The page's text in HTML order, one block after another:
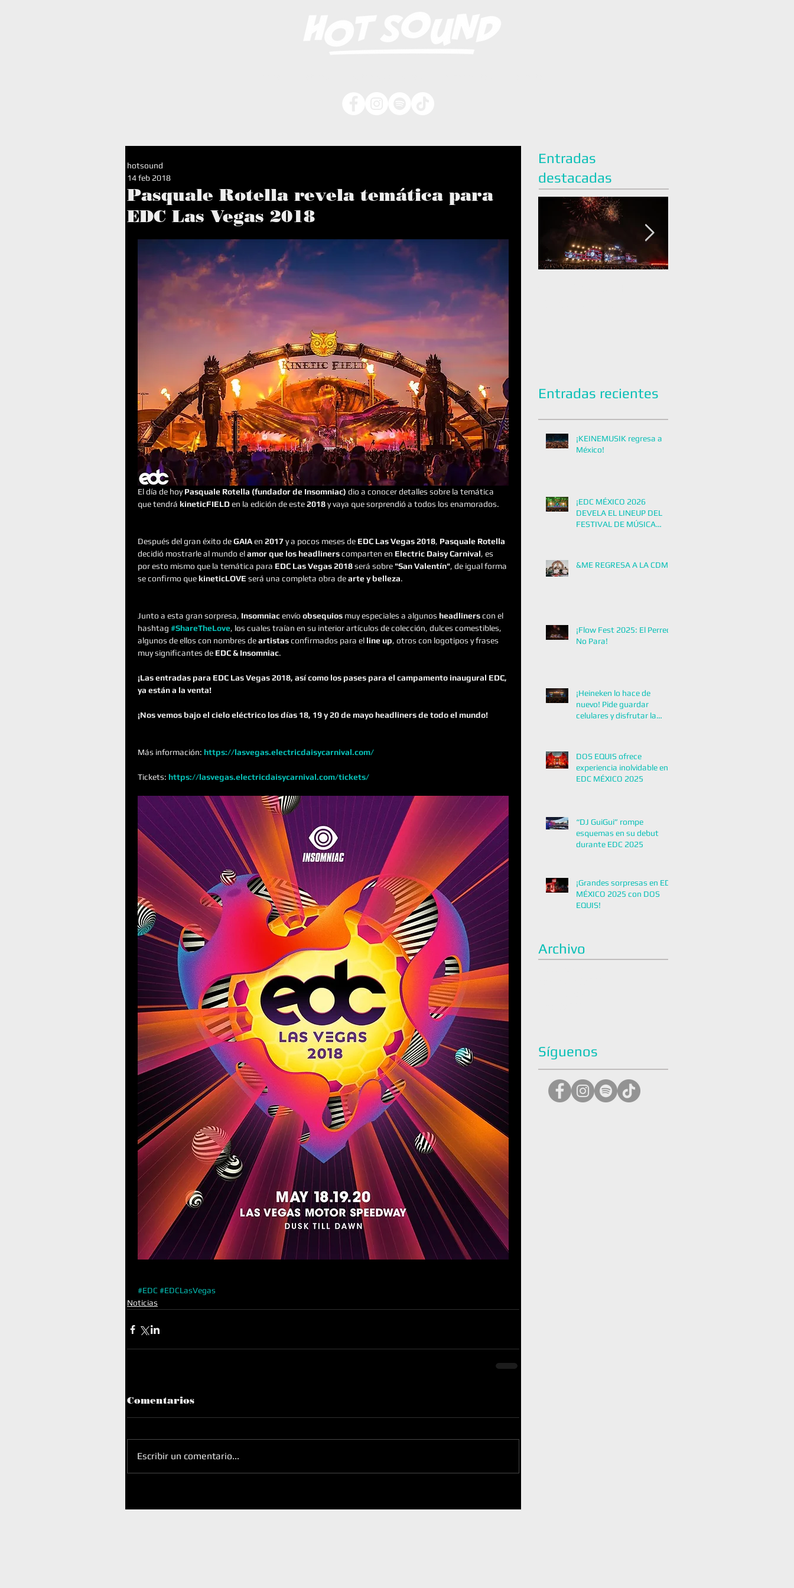
Pasquale Rotella revela temática para
EDC Las Vegas 2018
hotsound
14 feb 2018
El día de hoy Pasquale Rotella (fundador de Insomniac) dio a conocer detalles sobre la temática
que tendrá kineticFIELD en la edición de este 2018 y vaya que sorprendió a todos los enamorados.
Después del gran éxito de GAIA en 2017 y a pocos meses de EDC Las Vegas 2018, Pasquale Rotella
decidió mostrarle al mundo el amor que los headliners comparten en Electric Daisy Carnival, es
por esto mismo que la temática para EDC Las Vegas 2018 será sobre "San Valentín", de igual forma
se confirmo que kineticLOVE será una completa obra de arte y belleza.
Junto a esta gran sorpresa, Insomniac envío obsequios muy especiales a algunos headliners con el
hashtag #ShareTheLove, los cuales traían en su interior artículos de colección, dulces comestibles,
algunos de ellos con nombres de artistas confirmados para el line up, otros con logotipos y frases
muy significantes de EDC & Insomniac.
¡Las entradas para EDC Las Vegas 2018, así como los pases para el campamento inaugural EDC,
ya están a la venta!
¡Nos vemos bajo el cielo eléctrico los días 18, 19 y 20 de mayo headliners de todo el mundo!
Más información: https://lasvegas.electricdaisycarnival.com/
Tickets: https://lasvegas.electricdaisycarnival.com/tickets/
#EDC #EDCLasVegas
Noticias
Comentarios
Escribir un comentario...
Entradas
destacadas
Entradas recientes
¡KEINEMUSIK regresa a
México!
¡EDC MÉXICO 2026
DEVELA EL LINEUP DEL
FESTIVAL DE MÚSICA
&ME REGRESA A LA CDMX
¡Flow Fest 2025: El Perreo
No Para!
¡Heineken lo hace de
nuevo! Pide guardar
celulares y disfrutar la
DOS EQUIS ofrece
experiencia inolvidable en
EDC MÉXICO 2025
“DJ GuiGui” rompe
esquemas en su debut
durante EDC 2025
¡Grandes sorpresas en EDC
MÉXICO 2025 con DOS
EQUIS!
Archivo
Síguenos